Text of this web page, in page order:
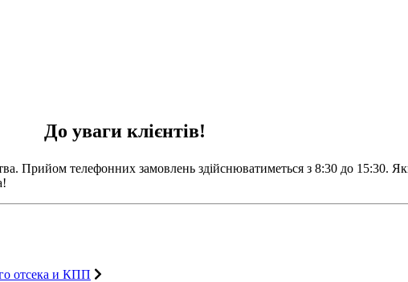
До уваги клієнтів!
Прийом телефонних замовлень здійснюватиметься з 8:30 до 15:30.
отсека и КПП